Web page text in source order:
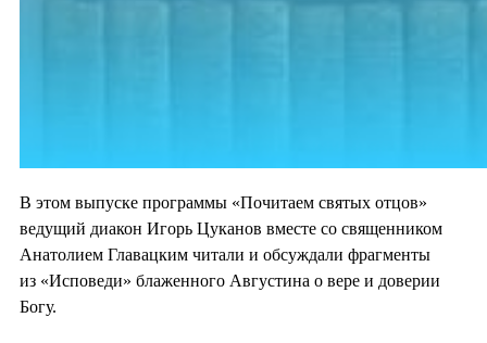
В этом выпуске программы «Почитаем святых отцов»
ведущий диакон Игорь Цуканов вместе со священником
Анатолием Главацким читали и обсуждали фрагменты
из «Исповеди» блаженного Августина о вере и доверии
Богу.